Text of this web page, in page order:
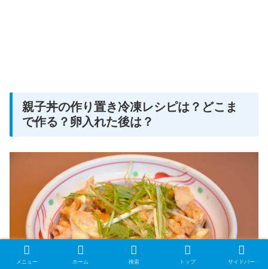
親子丼の作り置き冷凍レシピは？どこま
で作る？卵入れた後は？
メニュー ホーム 検索 トップ サイドバー